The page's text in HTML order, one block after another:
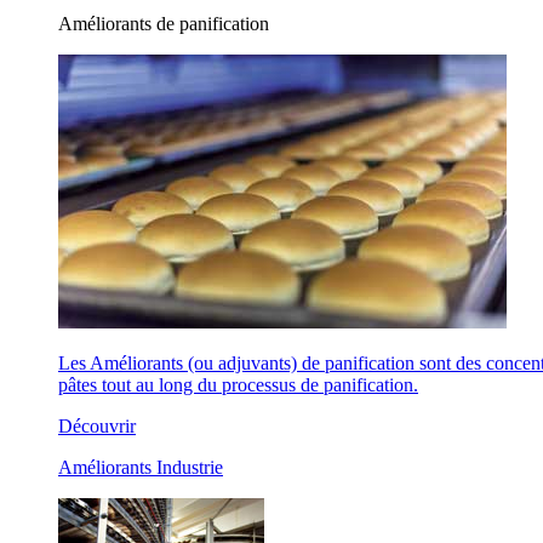
Améliorants de panification
Les Améliorants (ou adjuvants) de panification sont des
pâtes tout au long du processus de panification.
Découvrir
Améliorants Industrie